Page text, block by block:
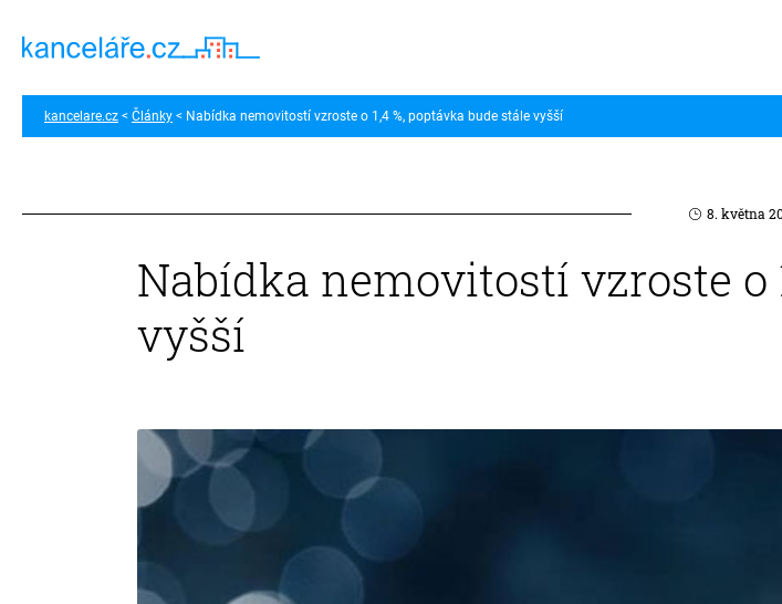
kancelare.cz Články Nabídka nemovitostí vzroste o 1,4 %, poptávka bude stále vyšší
8. května
Nabídka nemovitostí vzroste o
vyšší